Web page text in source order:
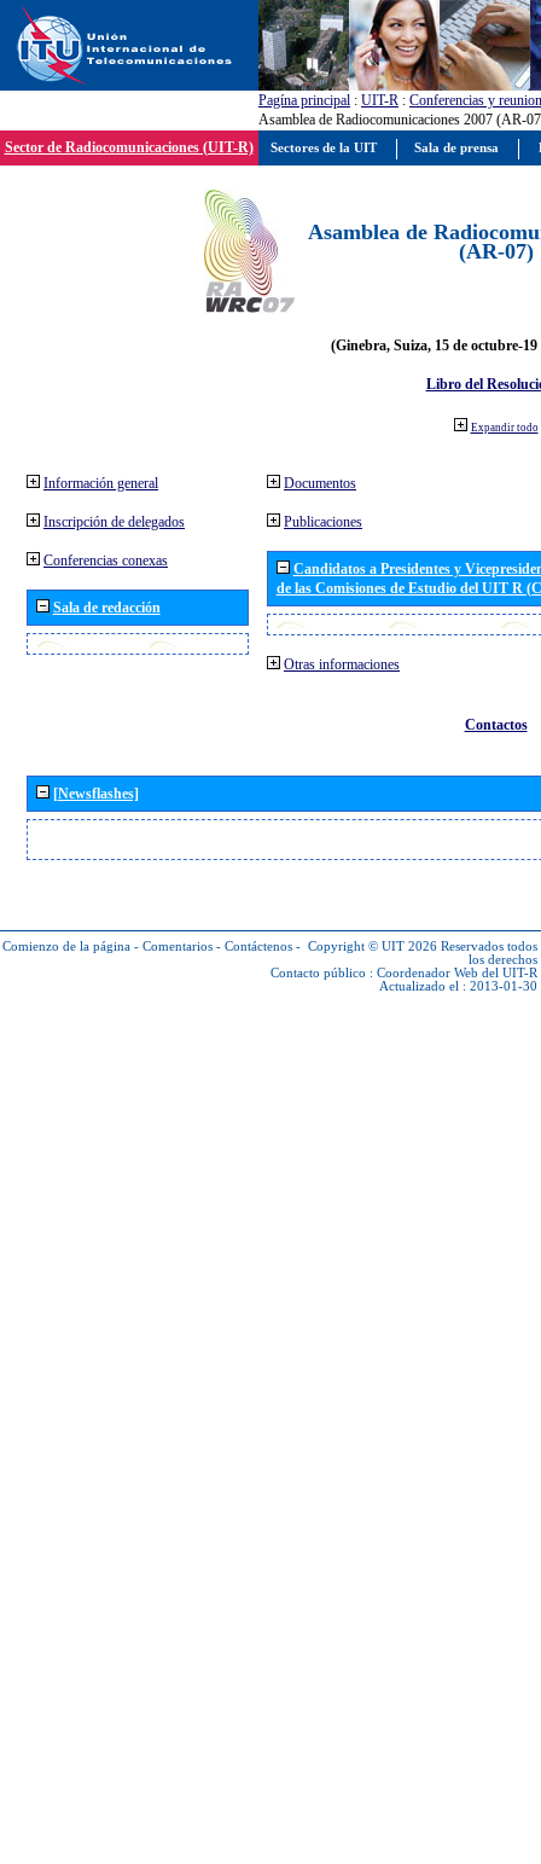
Pagína principal : UIT-R : Conferencias y
Asamblea de Radiocomunicaciones 2007 (AR-
Sector de Radiocomunicaciones (UIT-R)
Asamblea de
(AR-07)
(Ginebra, Suiza, 15 de octubre-19
Libro del
Expandir todo
Información general
Inscripción de delegados
Conferencias conexas
Sala de redacción
Documentos
Publicaciones
Candidatos a Presidentes y
de las Comisiones de Estudio del UIT R
Otras informaciones
Contactos
[Newsflashes]
Comienzo de la página - Comentarios - Contáctenos - Copyright © UIT 2026 Reservados todos
los derechos
Contacto público : Coordenador Web del UIT-R
Actualizado el : 2013-01-30
Sectores de la UIT Sala de prensa